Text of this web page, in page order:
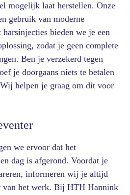
mogelijk laat herstellen. Onze
gebruik van moderne
bieden we je een
zodat je geen complete
Ben je verzekerd tegen
je doorgaans niets te betalen
helpen je graag om dit voor
we ervoor dat het
dag is afgerond. Voordat je
informeren wij je altijd
van het werk. Bij HTH Hannink